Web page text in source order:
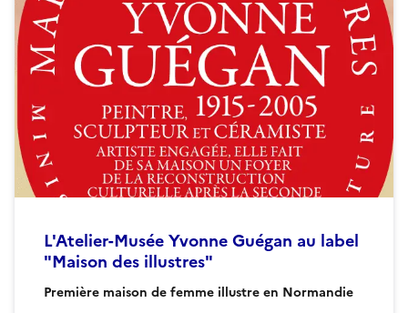
L'Atelier-Musée Yvonne Guégan au label
"Maison des illustres"
Première maison de femme illustre en Normandie